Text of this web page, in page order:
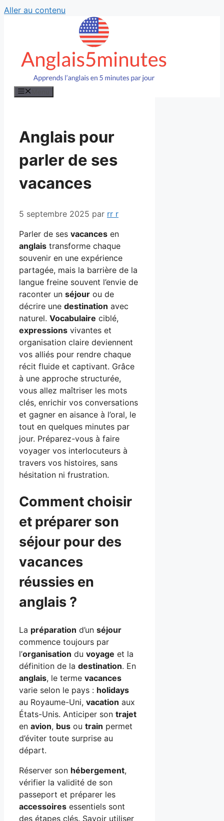
Aller au contenu
Anglais pour
parler de ses
vacances
5 septembre 2025 par rr r
Parler de ses vacances en
anglais transforme chaque
souvenir en une expérience
partagée, mais la barrière de la
langue freine souvent l’envie de
raconter un séjour ou de
décrire une destination avec
naturel. Vocabulaire ciblé,
expressions vivantes et
organisation claire deviennent
vos alliés pour rendre chaque
récit fluide et captivant. Grâce
à une approche structurée,
vous allez maîtriser les mots
clés, enrichir vos conversations
et gagner en aisance à l’oral, le
tout en quelques minutes par
jour. Préparez-vous à faire
voyager vos interlocuteurs à
travers vos histoires, sans
hésitation ni frustration.
Comment choisir
et préparer son
séjour pour des
vacances
réussies en
anglais ?
La préparation d’un séjour
commence toujours par
l’organisation du voyage et la
définition de la destination. En
anglais, le terme vacances
varie selon le pays : holidays
au Royaume-Uni, vacation aux
États-Unis. Anticiper son trajet
en avion, bus ou train permet
d’éviter toute surprise au
départ.
Réserver son hébergement,
vérifier la validité de son
passeport et préparer les
accessoires essentiels sont
des étapes clés. Savoir utiliser